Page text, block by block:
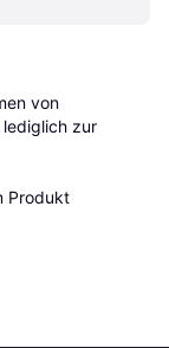
von
zur
Produkt